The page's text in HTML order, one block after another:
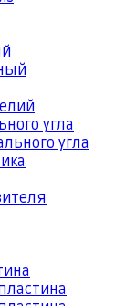
угла
угла